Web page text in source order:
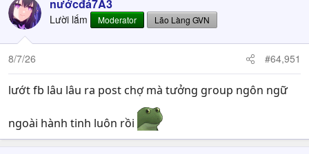
nướcđá7A3
Lười lắm Moderator Lão Làng GVN
8/7/26 #64,951
lướt fb lâu lâu ra post chợ mà tưởng group ngôn ngữ
ngoài hành tinh luôn rồi